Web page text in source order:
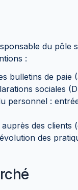
du
:
bulletins de
sociales
personnel :
des clients
des